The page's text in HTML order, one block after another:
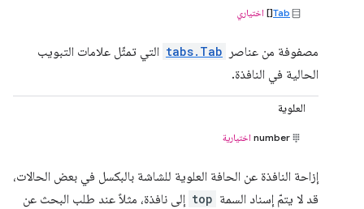
Tab
[] اختياري
مصفوفة من عناصر tabs.Tab التي تمثّل علامات التبويب
الحالية في النافذة.
العلوية
number اختيارية
إزاحة النافذة عن الحافة العلوية للشاشة بالبكسل في بعض الحالات،
قد لا يتمّ إسناد السمة top إلى نافذة، مثلاً عند طلب البحث عن